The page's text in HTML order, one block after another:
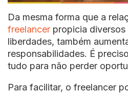
Da mesma forma que a
freelancer propicia
liberdades, também
responsabilidades. É
tudo para não perder
Para facilitar, o freelancer